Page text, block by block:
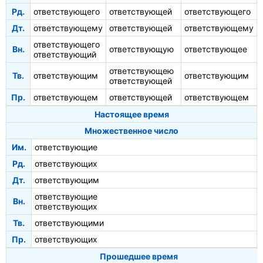
Рд.
ответствующего ответствующей
ответствующего
Дт.
ответствующему ответствующей ответствующему
Вн.
ответствующего
ответствующий
ответствующую ответствующее
Тв. ответствующим
ответствующею
ответствующей
ответствующим
Пр. ответствующем ответствующей
ответствующем
Настоящее время
Множественное число
Им.
ответствующие
Рд.
ответствующих
Дт.
ответствующим
Вн.
ответствующие
ответствующих
Тв.
ответствующими
Пр.
ответствующих
Прошедшее время